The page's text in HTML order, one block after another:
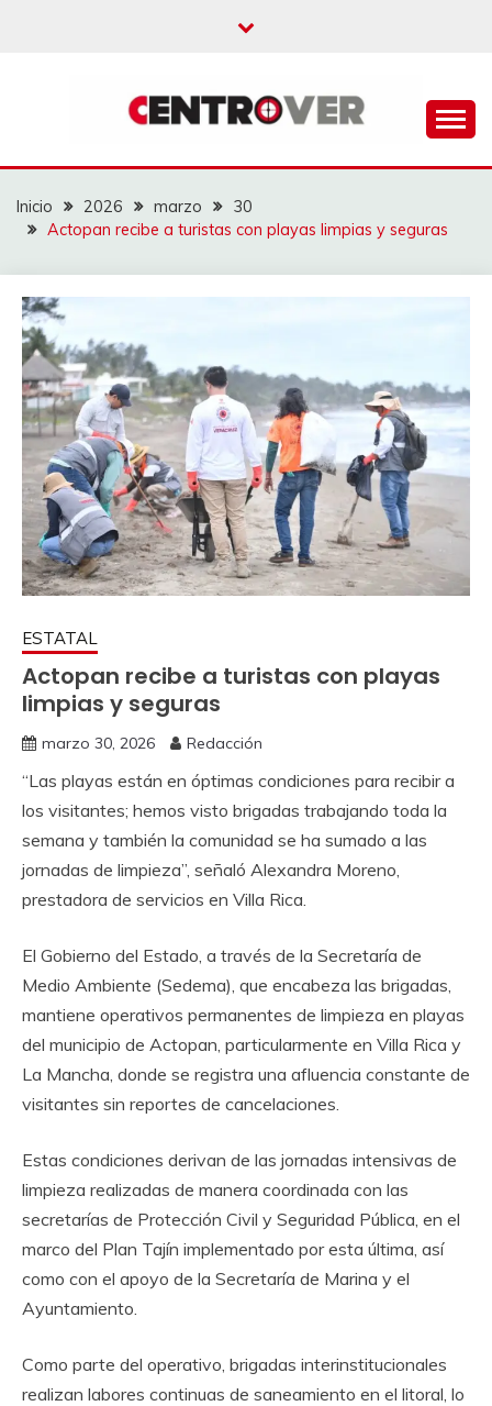
CENTROVER
NOTICIAS
Inicio 2026 marzo
30
Actopan recibe a turistas con playas limpias y seguras
ESTATAL
Actopan recibe a turistas con playas
limpias y seguras
marzo 30, 2026 Redacción
“Las playas están en óptimas condiciones para recibir a
los visitantes; hemos visto brigadas trabajando toda la
semana y también la comunidad se ha sumado a las
jornadas de limpieza”, señaló Alexandra Moreno,
prestadora de servicios en Villa Rica.
El Gobierno del Estado, a través de la Secretaría de
Medio Ambiente (Sedema), que encabeza las brigadas,
mantiene operativos permanentes de limpieza en playas
del municipio de Actopan, particularmente en Villa Rica y
La Mancha, donde se registra una afluencia constante de
visitantes sin reportes de cancelaciones.
Estas condiciones derivan de las jornadas intensivas de
limpieza realizadas de manera coordinada con las
secretarías de Protección Civil y Seguridad Pública, en el
marco del Plan Tajín implementado por esta última, así
como con el apoyo de la Secretaría de Marina y el
Ayuntamiento.
Como parte del operativo, brigadas interinstitucionales
realizan labores continuas de saneamiento en el litoral, lo